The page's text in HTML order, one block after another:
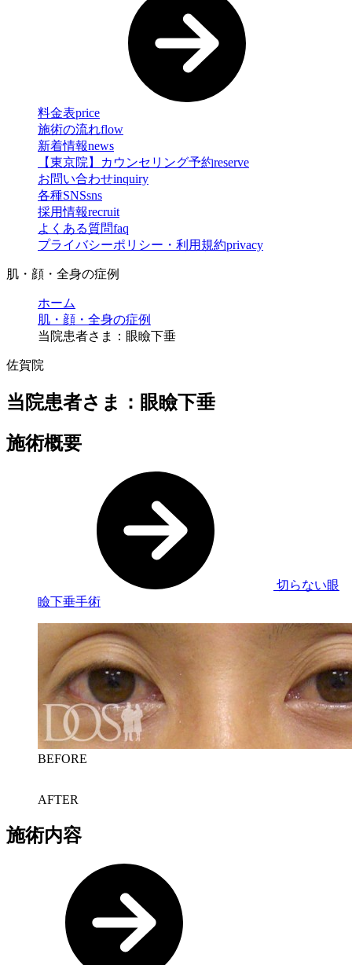
料金表price
施術の流れflow
新着情報news
【東京院】カウンセリング予約reserve
お問い合わせinquiry
各種SNSsns
採用情報recruit
よくある質問faq
プライバシーポリシー・利用規約privacy
肌・顔・全身の症例
ホーム
肌・顔・全身の症例
当院患者さま：眼瞼下垂
佐賀院
当院患者さま：眼瞼下垂
施術概要
切らない眼
瞼下垂手術
BEFORE
AFTER
施術内容